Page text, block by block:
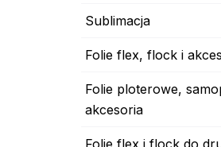
Sublimacja
Folie flex, flock i
Folie ploterowe,
akcesoria
Folie flex i flock do